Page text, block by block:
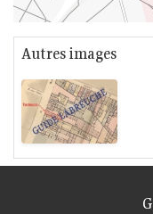
Autres images